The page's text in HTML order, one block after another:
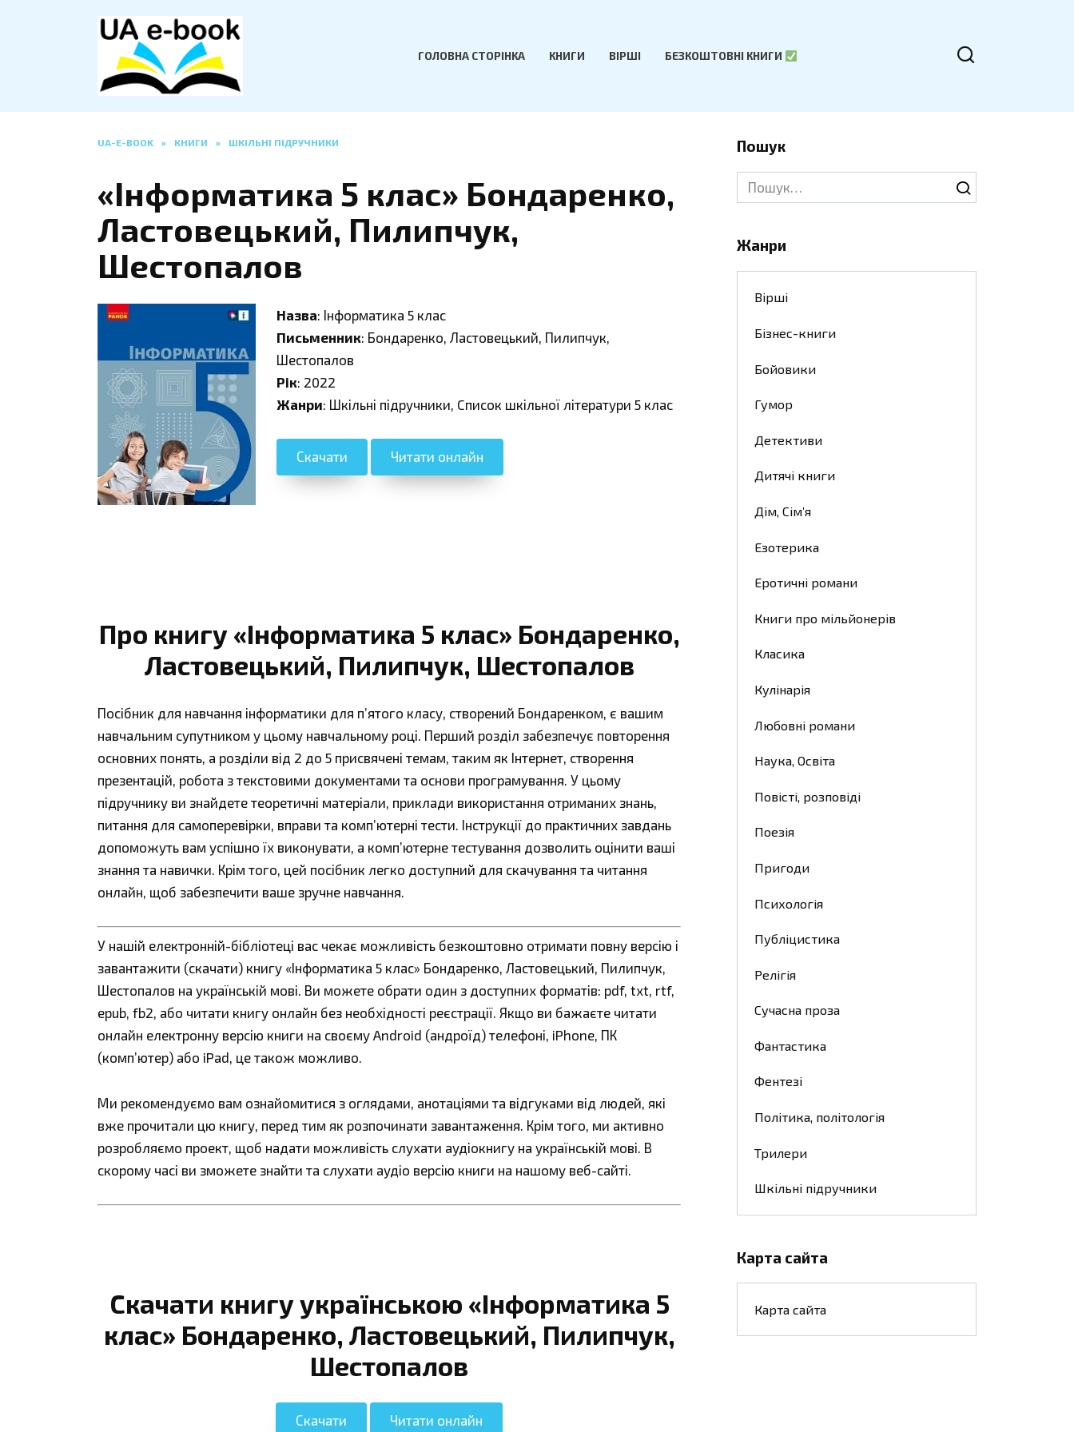
ГОЛОВНА СТОРІНКА КНИГИ ВІРШІ БЕЗКОШТОВНІ КНИГИ
UA-E-BOOK » КНИГИ » ШКІЛЬНІ ПІДРУЧНИКИ
«Інформатика 5 клас» Бондаренко,
Ластовецький, Пилипчук,
Шестопалов
Назва: Інформатика 5 клас
Письменник: Бондаренко, Ластовецький, Пилипчук,
Шестопалов
Рік: 2022
Жанри: Шкільні підручники, Cписок шкільної літератури 5 клас
Скачати Читати онлайн
Про книгу «Інформатика 5 клас» Бондаренко,
Ластовецький, Пилипчук, Шестопалов
Посібник для навчання інформатики для п’ятого класу, створений Бондаренком, є вашим
навчальним супутником у цьому навчальному році. Перший розділ забезпечує повторення
основних понять, а розділи від 2 до 5 присвячені темам, таким як Інтернет, створення
презентацій, робота з текстовими документами та основи програмування. У цьому
підручнику ви знайдете теоретичні матеріали, приклади використання отриманих знань,
питання для самоперевірки, вправи та комп’ютерні тести. Інструкції до практичних завдань
допоможуть вам успішно їх виконувати, а комп’ютерне тестування дозволить оцінити ваші
знання та навички. Крім того, цей посібник легко доступний для скачування та читання
онлайн, щоб забезпечити ваше зручне навчання.
У нашій електронній-бібліотеці вас чекає можливість безкоштовно отримати повну версію і
завантажити (скачати) книгу «Інформатика 5 клас» Бондаренко, Ластовецький, Пилипчук,
Шестопалов на українській мові. Ви можете обрати один з доступних форматів: pdf, txt, rtf,
epub, fb2, або читати книгу онлайн без необхідності реєстрації. Якщо ви бажаєте читати
онлайн електронну версію книги на своєму Android (андроїд) телефоні, iPhone, ПК
(комп’ютер) або iPad, це також можливо.
Ми рекомендуємо вам ознайомитися з оглядами, анотаціями та відгуками від людей, які
вже прочитали цю книгу, перед тим як розпочинати завантаження. Крім того, ми активно
розробляємо проект, щоб надати можливість слухати аудіокнигу на українській мові. В
скорому часі ви зможете знайти та слухати аудіо версію книги на нашому веб-сайті.
Скачати книгу українською «Інформатика 5
клас» Бондаренко, Ластовецький, Пилипчук,
Шестопалов
Скачати Читати онлайн
Пошук
Search
for:
Жанри
Вірші
Бізнес-книги
Бойовики
Гумор
Детективи
Дитячі книги
Дім, Сім’я
Езотерика
Еротичні романи
Книги про мільйонерів
Класика
Кулінарія
Любовні романи
Наука, Освіта
Повісті, розповіді
Поезія
Пригоди
Психологія
Публіцистика
Релігія
Сучасна проза
Фантастика
Фентезі
Політика, політологія
Трилери
Шкільні підручники
Карта сайта
Карта сайта